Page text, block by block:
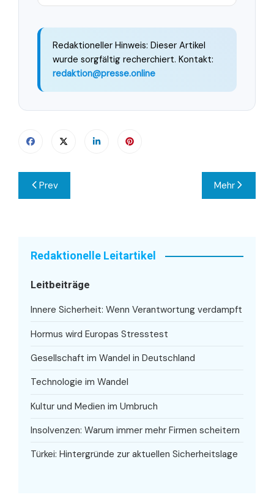
Redaktioneller Hinweis: Dieser Artikel
wurde sorgfältig recherchiert. Kontakt:
redaktion@presse.online
Beitragsnavigation
Prev Mehr
Redaktionelle Leitartikel
Leitbeiträge
Innere Sicherheit: Wenn Verantwortung verdampft
Hormus wird Europas Stresstest
Gesellschaft im Wandel in Deutschland
Technologie im Wandel
Kultur und Medien im Umbruch
Insolvenzen: Warum immer mehr Firmen scheitern
Türkei: Hintergründe zur aktuellen Sicherheitslage